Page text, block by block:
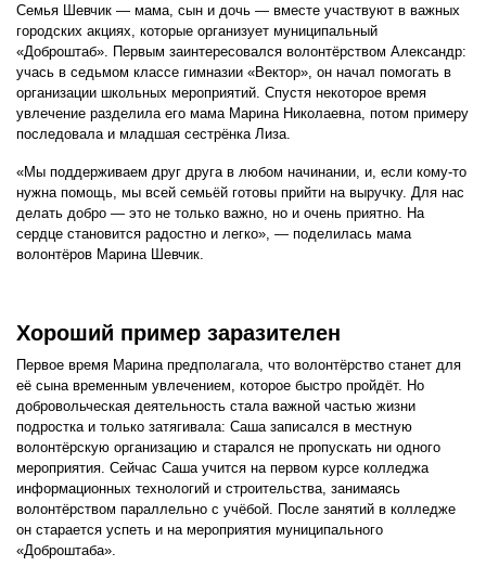
Семья Шевчик — мама, сын и дочь — вместе участвуют в важных
городских акциях, которые организует муниципальный
«Доброштаб». Первым заинтересовался волонтёрством Александр:
учась в седьмом классе гимназии «Вектор», он начал помогать в
организации школьных мероприятий. Спустя некоторое время
увлечение разделила его мама Марина Николаевна, потом примеру
последовала и младшая сестрёнка Лиза.
«Мы поддерживаем друг друга в любом начинании, и, если кому-то
нужна помощь, мы всей семьёй готовы прийти на выручку. Для нас
делать добро — это не только важно, но и очень приятно. На
сердце становится радостно и легко», — поделилась мама
волонтёров Марина Шевчик.
Хороший пример заразителен
Первое время Марина предполагала, что волонтёрство станет для
её сына временным увлечением, которое быстро пройдёт. Но
добровольческая деятельность стала важной частью жизни
подростка и только затягивала: Саша записался в местную
волонтёрскую организацию и старался не пропускать ни одного
мероприятия. Сейчас Саша учится на первом курсе колледжа
информационных технологий и строительства, занимаясь
волонтёрством параллельно с учёбой. После занятий в колледже
он старается успеть и на мероприятия муниципального
«Доброштаба».